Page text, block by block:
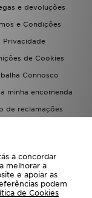
e devoluções
e Condições
Privacidade
de Cookies
Connosco
minha encomenda
de reclamações
a concordar
melhorar a
e apoiar as
podem
de Cookies